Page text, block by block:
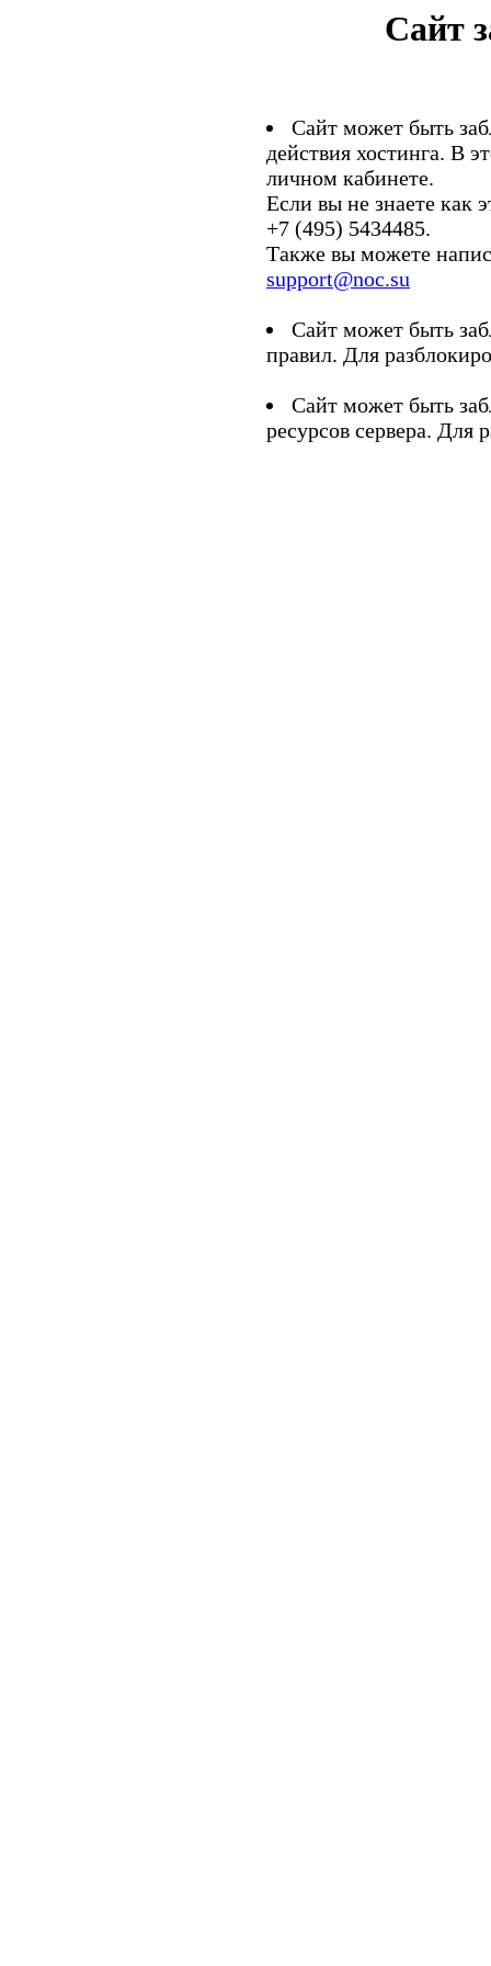
Сайт
Сайт может быть
действия хостинга. В
личном кабинете.
Если вы не знаете как
+7 (495) 5434485.
Также вы можете
support@noc.su
Сайт может быть
правил. Для
Сайт может быть
ресурсов сервера. Для